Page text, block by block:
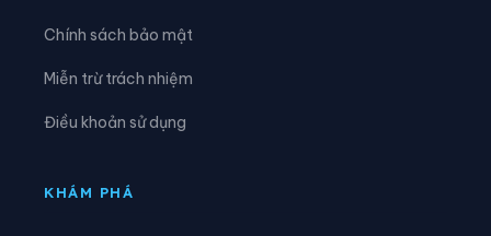
Xã Ba Vì
Chính sách bảo mật
Miễn trừ trách nhiệm
Điều khoản sử dụng
KHÁM PHÁ